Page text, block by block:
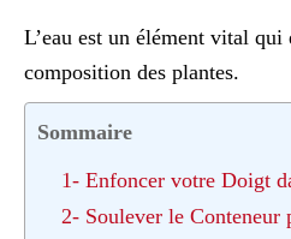
L’eau est un élément vital
composition des plantes.
Sommaire
1- Enfoncer votre Doigt
2- Soulever le Conteneur